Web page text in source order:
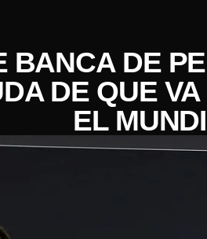
BANCA DE
DE QUE
EL